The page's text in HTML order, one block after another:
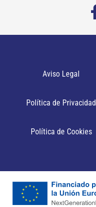
Aviso Legal
Política de Privacidad
Política de Cookies